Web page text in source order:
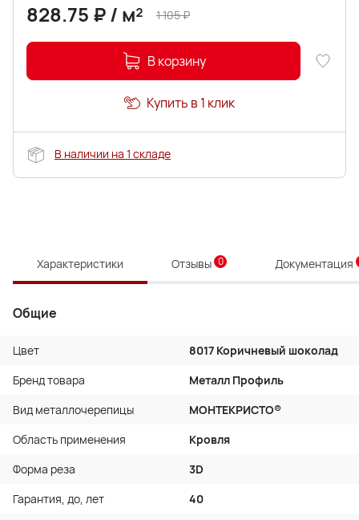
828.75 ₽/ м² 1 105₽
В корзину
Купить в 1 клик
В наличии на 1 складе
Характеристики Отзывы 0 Документация
Общие
Цвет
8017 Коричневый шоколад
Бренд товара
Металл Профиль
Вид металлочерепицы
МОНТЕКРИСТО®
Область применения
Кровля
Форма реза
3D
Гарантия, до, лет
40